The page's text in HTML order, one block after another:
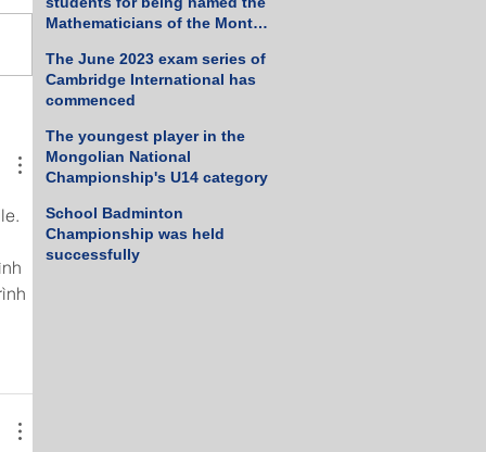
Mathematicians of the Month
The June 2023 exam series of
Cambridge International has
commenced
The youngest player in the
Mongolian National
Championship's U14 category
School Badminton
Championship was held
successfully